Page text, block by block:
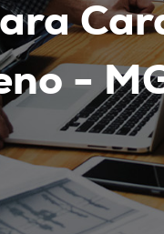
-